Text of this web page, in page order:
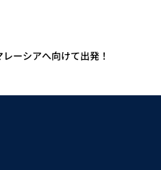
ーシアへ向けて出発！